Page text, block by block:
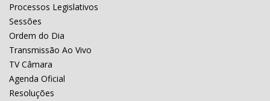
Processos Legislativos
Sessões
Ordem do Dia
Transmissão Ao Vivo
TV Câmara
Agenda Oficial
Resoluções